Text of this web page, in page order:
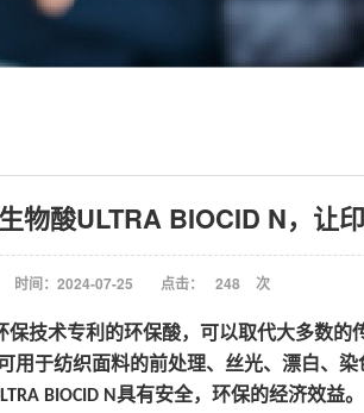
物酸ULTRA BIOCID N，让
时间：2024-07-25 点击： 248 次
保技术专利的环保酸，可以取代大多数的
用于纺织面料的前处理、丝光、漂白、
BIOCID N具有安全，环保的经济效益。